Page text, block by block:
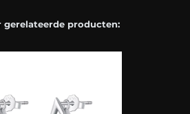
gerelateerde producten: